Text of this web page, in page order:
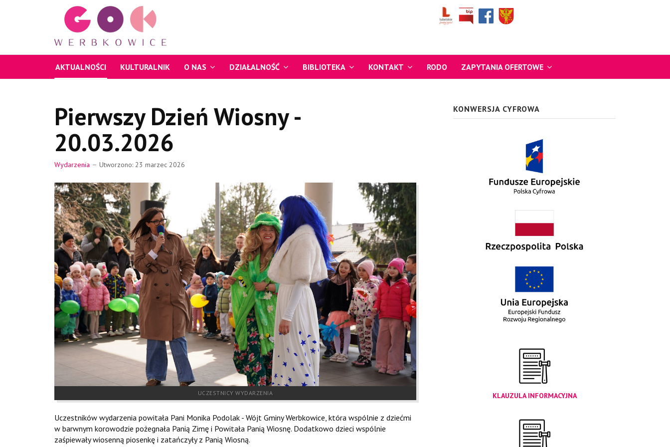
AKTUALNOŚCI KULTURALNIK O NAS DZIAŁALNOŚĆ BIBLIOTEKA KONTAKT RODO ZAPYTANIA OFERTOWE
Pierwszy Dzień Wiosny -
20.03.2026
Wydarzenia Utworzono: 23 marzec 2026
UCZESTNICY WYDARZENIA
Uczestników wydarzenia powitała Pani Monika Podolak - Wójt Gminy Werbkowice, która wspólnie z dziećmi
w barwnym korowodzie pożegnała Panią Zimę i Powitała Panią Wiosnę. Dodatkowo dzieci wspólnie
zaśpiewały wiosenną piosenkę i zatańczyły z Panią Wiosną.
KONWERSJA CYFROWA
KLAUZULA INFORMACYJNA